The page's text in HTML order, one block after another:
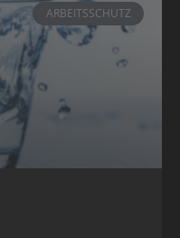
ARBEITSSCHUTZ